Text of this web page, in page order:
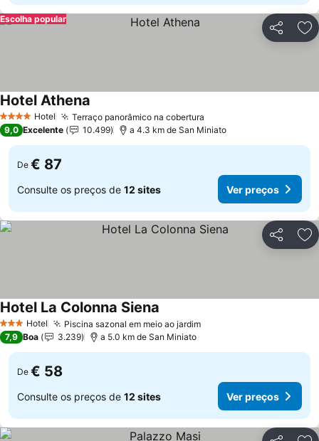
Partilhar
Escolha popular
4 EstrelasHotel Terraço panorâmico na cobertura
Hotel Athena
9,0 Excelente 10.499 a 4.3 km de San Miniato
De € 87
Consulte os preços de 12 sites Ver preços
Partilhar
3 EstrelasHotel Piscina sazonal em meio ao jardim
Hotel La Colonna Siena
7,9 Boa 3.239 a 5.0 km de San Miniato
De € 58
Consulte os preços de 12 sites Ver preços